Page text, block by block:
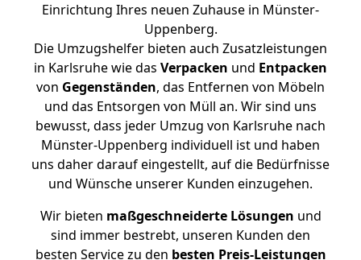
Einrichtung Ihres neuen Zuhause in Münster-
Uppenberg.
Die Umzugshelfer bieten auch Zusatzleistungen
in Karlsruhe wie das Verpacken und Entpacken
von Gegenständen, das Entfernen von Möbeln
und das Entsorgen von Müll an. Wir sind uns
bewusst, dass jeder Umzug von Karlsruhe nach
Münster-Uppenberg individuell ist und haben
uns daher darauf eingestellt, auf die Bedürfnisse
und Wünsche unserer Kunden einzugehen.
Wir bieten maßgeschneiderte Lösungen und
sind immer bestrebt, unseren Kunden den
besten Service zu den besten Preis-Leistungen